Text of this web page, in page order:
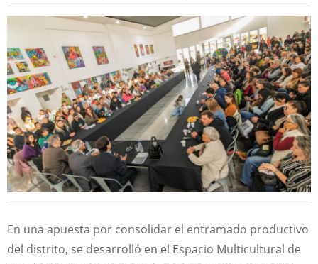
En una apuesta por consolidar el entramado productivo
del distrito, se desarrolló en el Espacio Multicultural de